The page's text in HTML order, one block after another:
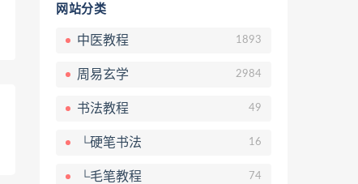
网站分类
中医教程 1893
周易玄学 2984
书法教程 49
└硬笔书法 16
└毛笔教程 74